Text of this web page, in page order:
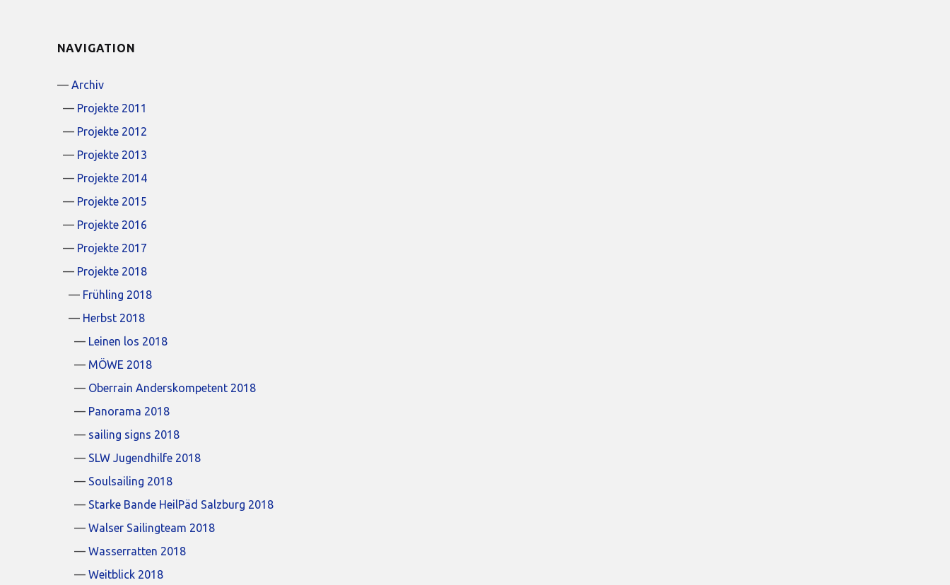
NAVIGATION
Archiv
Projekte 2011
Projekte 2012
Projekte 2013
Projekte 2014
Projekte 2015
Projekte 2016
Projekte 2017
Projekte 2018
Frühling 2018
Herbst 2018
Leinen los 2018
MÖWE 2018
Oberrain Anderskompetent 2018
Panorama 2018
sailing signs 2018
SLW Jugendhilfe 2018
Soulsailing 2018
Starke Bande HeilPäd Salzburg 2018
Walser Sailingteam 2018
Wasserratten 2018
Weitblick 2018